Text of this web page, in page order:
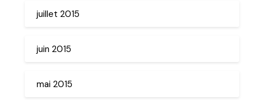
juillet 2015
juin 2015
mai 2015